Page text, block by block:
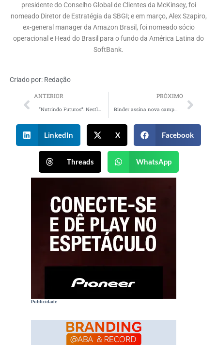
presidente do Conselho Global de Clientes da McKinsey, foi
nomeado Diretor de Estratégia da SBGI; e em março, Alex Szapiro,
ex-general manager da Amazon Brasil, foi nomeado sócio
operacional e Head do Brasil para o fundo da América Latina do
SoftBank.
Criado por: Redação
ANTERIOR PRÓXIMO
Binder assina nova campanha institucional do Shopping Nova América
LinkedIn X Facebook
Threads WhatsApp
Publicidade